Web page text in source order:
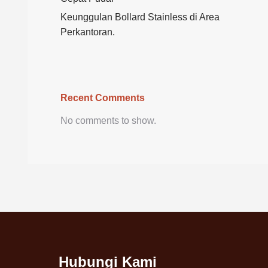
Keunggulan Bollard Stainless di Area
Perkantoran.
Recent Comments
No comments to show.
Hubungi Kami